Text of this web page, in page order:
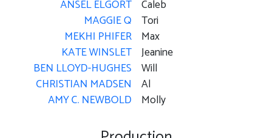
ANSEL ELGORT
MAGGIE Q
MEKHI PHIFER
KATE WINSLET
BEN LLOYD-HUGHES
CHRISTIAN MADSEN
AMY C. NEWBOLD
Caleb
Tori
Max
Jeanine
Will
Al
Molly